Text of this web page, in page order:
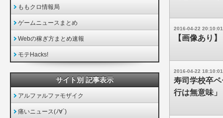
2016-04-22 20:10:01
【画像あり
2016-04-22 18:10:01
寿司学校卒
行は無意味」
ももクロ情報局
ゲームニュースまとめ
Webの稼ぎ方まとめ速報
モテHacks!
サイト別 記事表示
アルファルファモザイク
痛いニュース(ﾉ∀`)